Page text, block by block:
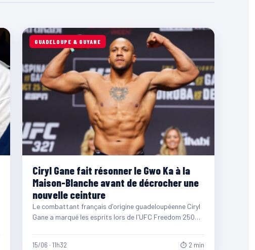
GUADELOUPE & GUYANE
Ciryl Gane fait résonner le Gwo Ka à la
Maison-Blanche avant de décrocher une
nouvelle ceinture
Le combattant français d'origine guadeloupéenne Ciryl
Gane a marqué les esprits lors de l'UFC Freedom 250
15/06 · 11h32 ⏱ 2 min